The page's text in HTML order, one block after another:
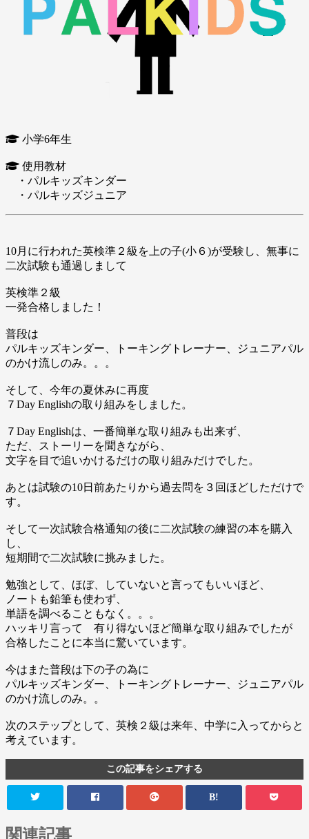
小学6年生
使用教材
・パルキッズキンダー
・パルキッズジュニア
10月に行われた英検準２級を上の子(小６)が受験し、無事に
二次試験も通過しまして
英検準２級
一発合格しました！
普段は
パルキッズキンダー、トーキングトレーナー、ジュニアパル
のかけ流しのみ。。。
そして、今年の夏休みに再度
７Day Englishの取り組みをしました。
７Day Englishは、一番簡単な取り組みも出来ず、
ただ、ストーリーを聞きながら、
文字を目で追いかけるだけの取り組みだけでした。
あとは試験の10日前あたりから過去問を３回ほどしただけで
す。
そして一次試験合格通知の後に二次試験の練習の本を購入
し、
短期間で二次試験に挑みました。
勉強として、ほぼ、していないと言ってもいいほど、
ノートも鉛筆も使わず、
単語を調べることもなく。。。
ハッキリ言って 有り得ないほど簡単な取り組みでしたが
合格したことに本当に驚いています。
今はまた普段は下の子の為に
パルキッズキンダー、トーキングトレーナー、ジュニアパル
のかけ流しのみ。。
次のステップとして、英検２級は来年、中学に入ってからと
考えています。
この記事をシェアする
B!
関連記事